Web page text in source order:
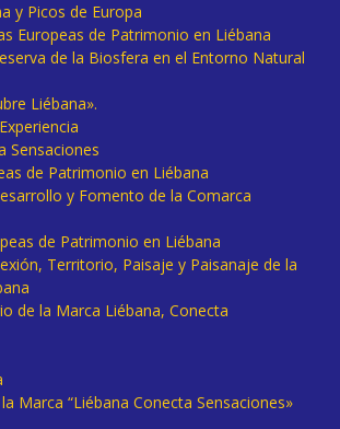
y Picos de Europa
Europeas de Patrimonio en Liébana
de la Biosfera en el Entorno Natural
Liébana».
Sensaciones
de Patrimonio en Liébana
y Fomento de la Comarca
de Patrimonio en Liébana
Territorio, Paisaje y Paisanaje de la
de la Marca Liébana, Conecta
Marca “Liébana Conecta Sensaciones»